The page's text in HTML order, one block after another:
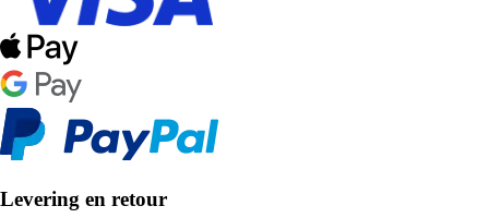
Levering en retour